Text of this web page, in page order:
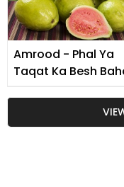
Amrood - Phal Ya
Taqat Ka Besh